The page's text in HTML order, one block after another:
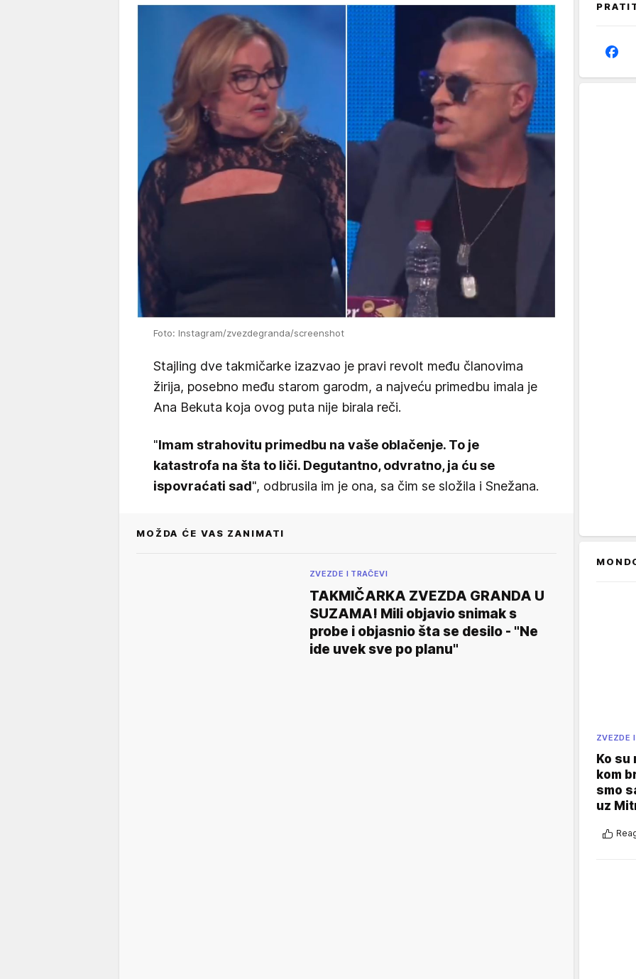
Foto: Instagram/zvezdegranda/screenshot
Stajling dve takmičarke izazvao je pravi revolt među članovima
žirija, posebno među starom garodm, a najveću primedbu imala je
Ana Bekuta koja ovog puta nije birala reči.
"Imam strahovitu primedbu na vaše oblačenje. To je
katastrofa na šta to liči. Degutantno, odvratno, ja ću se
ispovraćati sad", odbrusila im je ona, sa čim se složila i Snežana.
MOŽDA ĆE VAS ZANIMATI
ZVEZDE I TRAČEVI
TAKMIČARKA ZVEZDA GRANDA U
SUZAMA! Mili objavio snimak s
probe i objasnio šta se desilo - "Ne
ide uvek sve po planu"
ZVEZDE
Ko su
kom
smo
uz